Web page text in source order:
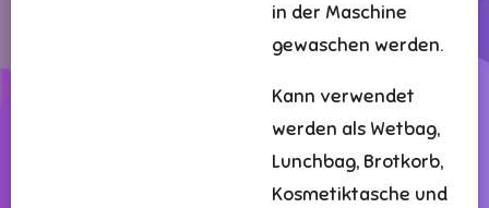
in der Maschine
gewaschen werden.
Kann verwendet
werden als Wetbag,
Lunchbag, Brotkorb,
Kosmetiktasche und